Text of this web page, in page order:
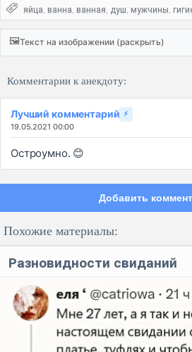
яйца, ванна, ванная, душ, мужчины,
🖼️Текст на изображении (раскрыть)
Комментарии к анекдоту:
Лучший комментарий ⚡
19.05.2021 00:00
Остроумно. 😊
Добавить
Похожие материалы:
Разновидности свиданий